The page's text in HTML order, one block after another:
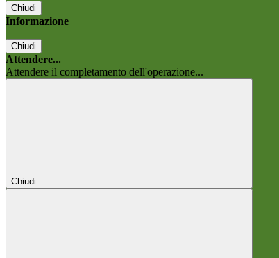
Chiudi
Informazione
Chiudi
Attendere...
Attendere il completamento dell'operazione...
Chiudi